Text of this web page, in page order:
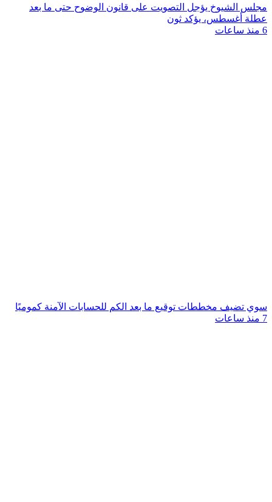
مجلس الشيوخ يؤجل التصويت على قانون الوضوح حتى ما بعد
عطلة أغسطس، يؤكد ثون
6 منذ ساعات
سوي تضيف مخططات توقيع ما بعد الكم للحسابات الآمنة كموميًا
7 منذ ساعات